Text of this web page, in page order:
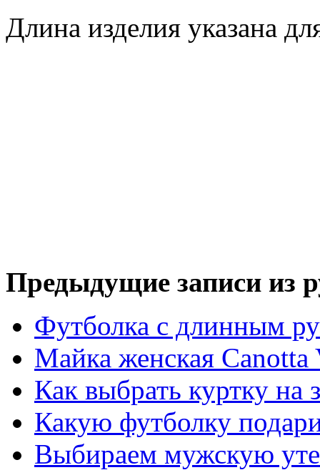
Длина изделия указана
Предыдущие записи из
Футболка с длинным
Майка женская
Как выбрать куртку на
Какую футболку
Выбираем мужскую